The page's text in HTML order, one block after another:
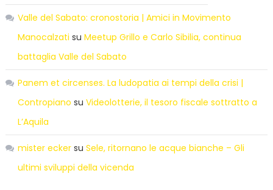
Valle del Sabato: cronostoria | Amici in Movimento
Manocalzati su Meetup Grillo e Carlo Sibilia, continua
battaglia Valle del Sabato
Panem et circenses. La ludopatia ai tempi della crisi |
Contropiano su Videolotterie, il tesoro fiscale sottratto a
L’Aquila
mister eckersu Sele, ritornano le acque bianche – Gli
ultimi sviluppi della vicenda